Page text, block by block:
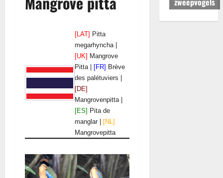
[LAT] Pitta
megarhyncha |
[UK] Mangrove
Pitta |
[FR] Brève
des palétuviers |
[DE]
Mangrovenpitta |
[ES] Pita de
manglar |
[NL]
Mangrovepitta